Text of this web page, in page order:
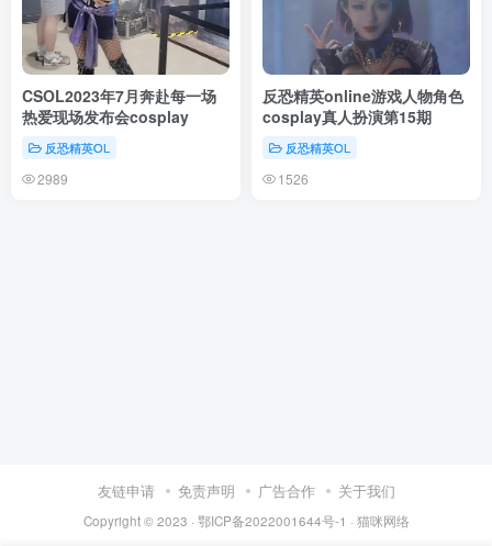
CSOL2023年7月奔赴每一场
热爱现场发布会cosplay
反恐精英OL
2989
反恐精英online游戏人物角色
cosplay真人扮演第15期
反恐精英OL
1526
友链申请 免责声明 广告合作 关于我们
Copyright © 2023 · 鄂ICP备2022001644号-1 · 猫咪网络